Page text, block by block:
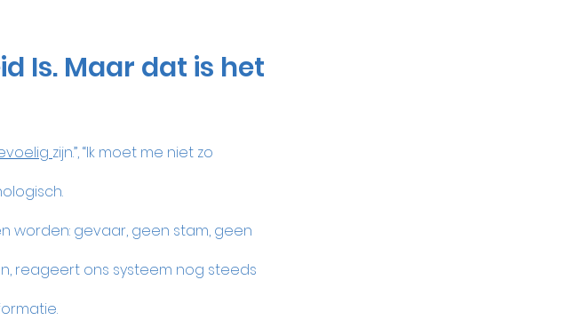
Is. Maar dat is het
zijn.”, “Ik moet me niet zo
worden: gevaar, geen stam, geen
reageert ons systeem nog steeds